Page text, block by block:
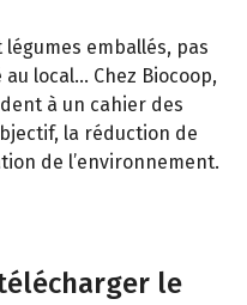
légumes emballés, pas
local… Chez Biocoop,
à un cahier des
la réduction de
de l’environnement.
le